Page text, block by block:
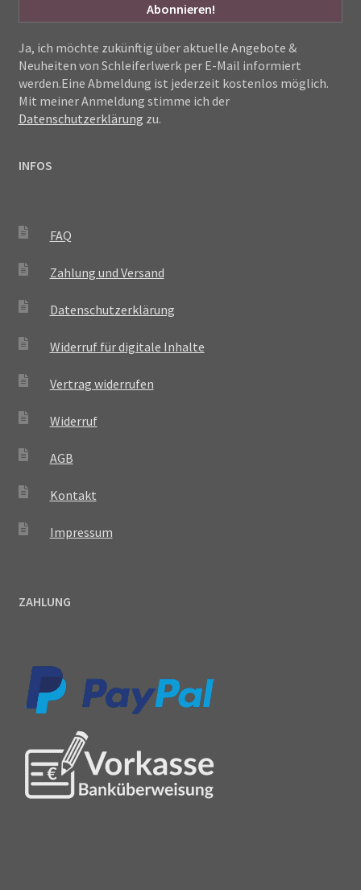
Ja, ich möchte zukünftig über aktuelle Angebote &
Neuheiten von Schleiferlwerk per E-Mail informiert
werden.Eine Abmeldung ist jederzeit kostenlos möglich.
Mit meiner Anmeldung stimme ich der
Datenschutzerklärung zu.
INFOS
FAQ
Zahlung und Versand
Datenschutzerklärung
Widerruf für digitale Inhalte
Vertrag widerrufen
Widerruf
AGB
Kontakt
Impressum
ZAHLUNG